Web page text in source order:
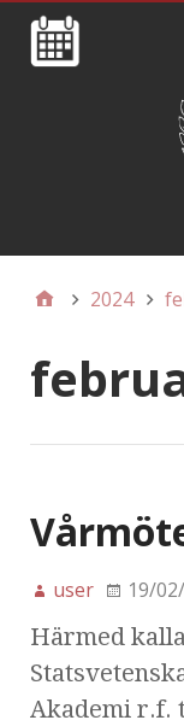
2024
user 19/
Härmed
Akademi r.f.